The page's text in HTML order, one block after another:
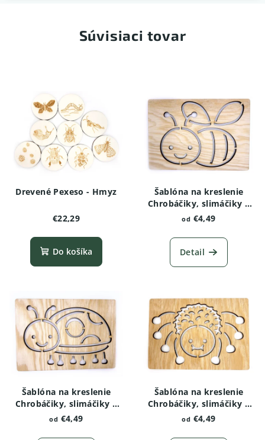
Súvisiaci tovar
Drevené Pexeso - Hmyz
€22,29
Do košíka
Šablóna na kreslenie
Chrobáčiky, slimáčiky a
červíky - Čmeľ
od €4,49
Detail
Šablóna na kreslenie
Chrobáčiky, slimáčiky a
červíky - Lienka
od €4,49
Šablóna na kreslenie
Chrobáčiky, slimáčiky a
červíky - Pavúk
od €4,49